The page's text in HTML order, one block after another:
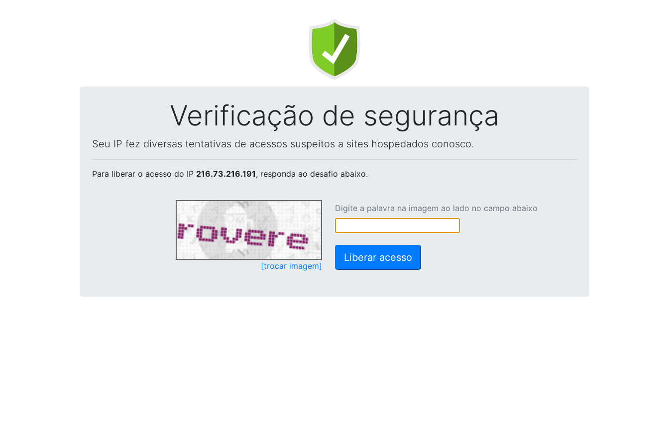
Verificação de segurança
Seu IP fez diversas tentativas de acessos suspeitos a sites hospedados conosco.
Para liberar o acesso do IP 216.73.216.191, responda ao desafio abaixo.
[trocar imagem]
Digite a palavra na imagem ao lado no campo abaixo